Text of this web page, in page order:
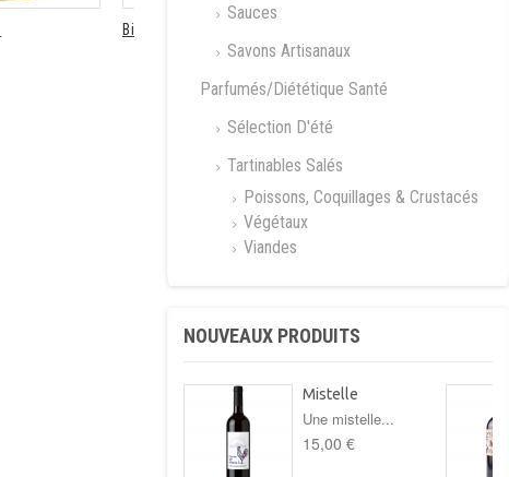
Biscuits au...
Sauces
Savons Artisanaux
Parfumés/Diététique Santé
Sélection D'été
Tartinables Salés
Poissons, Coquillages & Crustacés
Végétaux
Viandes
NOUVEAUX PRODUITS
Mistelle
Une mistelle...
15,00 €